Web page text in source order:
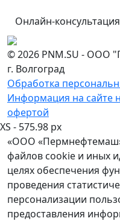
© 2026 PNM.SU - ООО
г. Волгоград
Обработка
Информация на сайте
офертой
Онлайн-консультация
XS - 575.98 px
«ООО
файлов cookie и иных
целях обеспечения
проведения
персонализации
предоставления